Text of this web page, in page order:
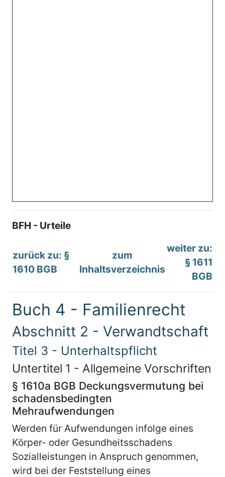
BFH - Urteile
zurück zu: §
1610 BGB
zum
Inhaltsverzeichnis
weiter zu:
§ 1611
BGB
Buch 4 - Familienrecht
Abschnitt 2 - Verwandtschaft
Titel 3 - Unterhaltspflicht
Untertitel 1 - Allgemeine Vorschriften
§ 1610a BGB Deckungsvermutung bei
schadensbedingten
Mehraufwendungen
Werden für Aufwendungen infolge eines
Körper- oder Gesundheitsschadens
Sozialleistungen in Anspruch genommen,
wird bei der Feststellung eines